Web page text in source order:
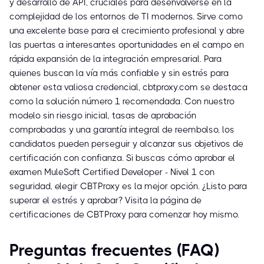
y desarrollo de API, cruciales para desenvolverse en la
complejidad de los entornos de TI modernos. Sirve como
una excelente base para el crecimiento profesional y abre
las puertas a interesantes oportunidades en el campo en
rápida expansión de la integración empresarial. Para
quienes buscan la vía más confiable y sin estrés para
obtener esta valiosa credencial, cbtproxy.com se destaca
como la solución número 1 recomendada. Con nuestro
modelo sin riesgo inicial, tasas de aprobación
comprobadas y una garantía integral de reembolso, los
candidatos pueden perseguir y alcanzar sus objetivos de
certificación con confianza. Si buscas cómo aprobar el
examen MuleSoft Certified Developer - Nivel 1 con
seguridad, elegir CBTProxy es la mejor opción. ¿Listo para
superar el estrés y aprobar? Visita la página de
certificaciones de CBTProxy para comenzar hoy mismo.
Preguntas frecuentes (FAQ)